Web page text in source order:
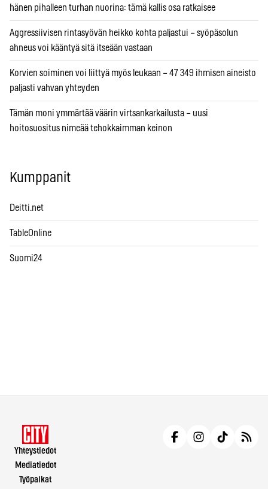
hänen pihalleen turhan nuorina: tämä kallis osa ratkaisee
Aggressiivisen rintasyövän heikko kohta paljastui – syöpäsolun
ahneus voi kääntyä sitä itseään vastaan
Korvien soiminen voi liittyä myös leukaan – 47 349 ihmisen aineisto
paljasti vahvan yhteyden
Tämän moni ymmärtää väärin virtsankarkailusta – uusi
hoitosuositus nimeää tehokkaimman keinon
Kumppanit
Deitti.net
TableOnline
Suomi24
Yhteystiedot
Mediatiedot
Työpaikat